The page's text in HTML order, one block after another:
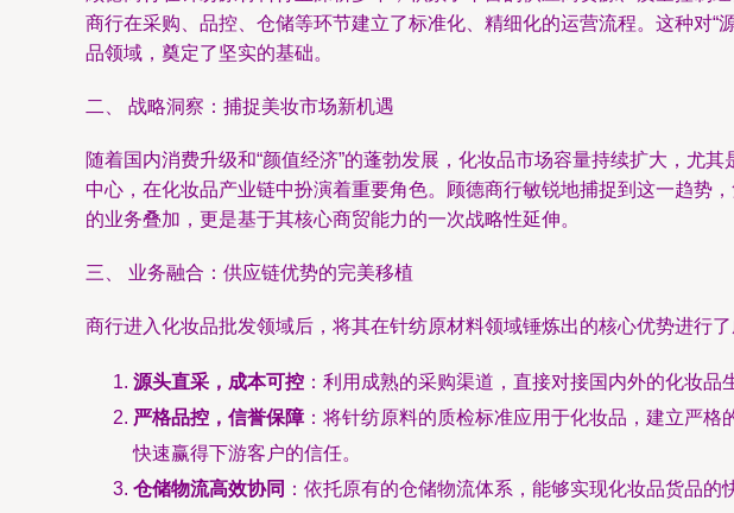
商行在采购、品控、仓储等环节建立了标准化、精细化的运营流程。这种对“
品领域，奠定了坚实的基础。
二、 战略洞察：捕捉美妆市场新机遇
随着国内消费升级和“颜值经济”的蓬勃发展，化妆品市场容量持续扩大，尤
中心，在化妆品产业链中扮演着重要角色。顾德商行敏锐地捕捉到这一趋势
的业务叠加，更是基于其核心商贸能力的一次战略性延伸。
三、 业务融合：供应链优势的完美移植
商行进入化妆品批发领域后，将其在针纺原材料领域锤炼出的核心优势进行了
源头直采，成本可控 ：利用成熟的采购渠道，直接对接国内外的化妆
严格品控，信誉保障：将针纺原料的质检标准应用于化妆品，建立严格
快速赢得下游客户的信任。
仓储物流高效协同 ：依托原有的仓储物流体系，能够实现化妆品货品